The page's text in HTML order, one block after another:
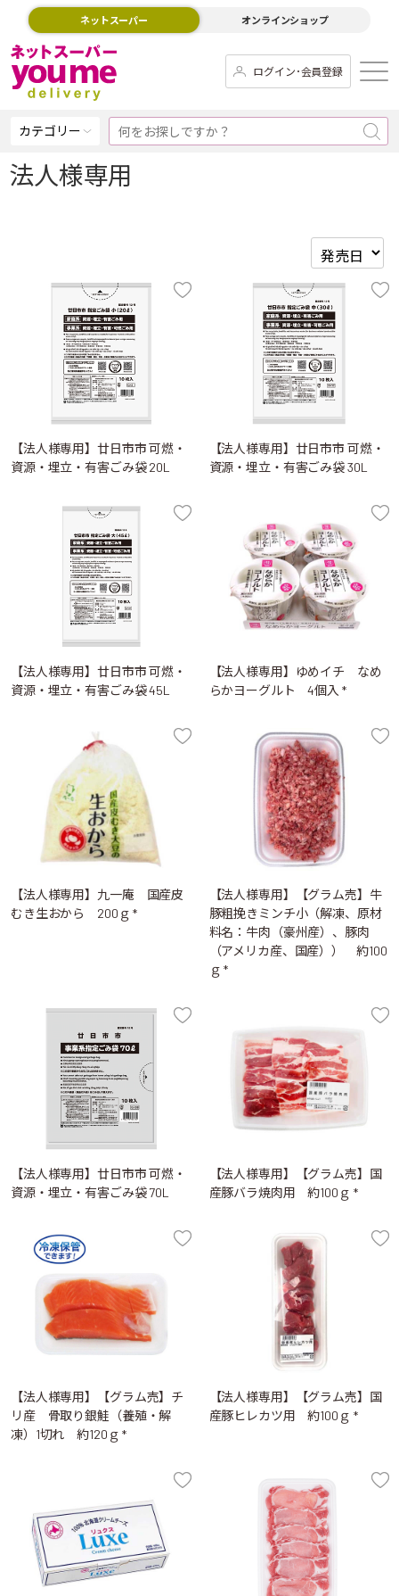
ネットスーパー オンラインショップ
ログイン･会員登録
カテゴリー
法人様専用
【法人様専用】廿日市市 可燃・
資源・埋立・有害ごみ袋 20L
【法人様専用】廿日市市 可燃・
資源・埋立・有害ごみ袋 30L
【法人様専用】廿日市市 可燃・
資源・埋立・有害ごみ袋 45L
【法人様専用】ゆめイチ なめ
らかヨーグルト 4個入 *
【法人様専用】九一庵 国産皮
むき生おから 200ｇ *
【法人様専用】【グラム売】牛
豚粗挽きミンチ小（解凍、原材
料名：牛肉（豪州産）、豚肉
（アメリカ産、国産）） 約100
ｇ *
【法人様専用】廿日市市 可燃・
資源・埋立・有害ごみ袋 70L
【法人様専用】【グラム売】国
産豚バラ焼肉用 約100ｇ *
【法人様専用】【グラム売】チ
リ産 骨取り銀鮭（養殖・解
凍）1切れ 約120ｇ *
【法人様専用】【グラム売】国
産豚ヒレカツ用 約100ｇ *